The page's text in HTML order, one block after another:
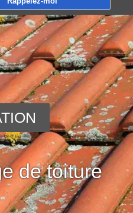
de toiture